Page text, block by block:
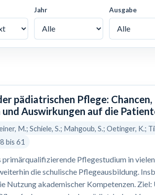
Jahr Ausgabe
pädiatrischen Pflege: Chancen,
Auswirkungen auf die
M.; Schiele, S.; Mahgoub, S.; Oetinger, K.;
bis 61
Pflegestudium in
die schulische Pflegeausbildung.
Nutzung akademischer Kompetenzen. Ziel: